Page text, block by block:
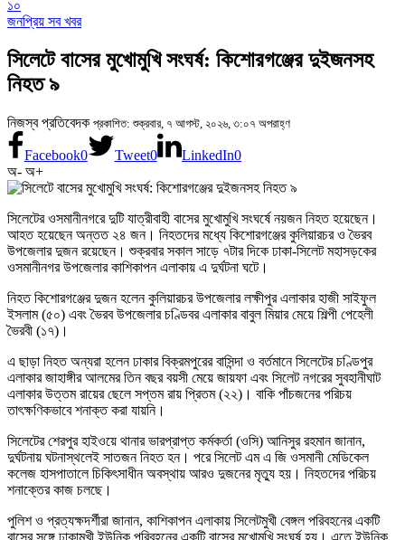
১০
জনপ্রিয় সব খবর
সিলেটে বাসের মুখোমুখি সংঘর্ষ: কিশোরগঞ্জের দুইজনসহ
নিহত ৯
নিজস্ব প্রতিবেদক প্রকাশিত: শুক্রবার, ৭ আগস্ট, ২০২৬, ৩:০৭ অপরাহ্ণ
Facebook0 Tweet0 LinkedIn0
অ- অ+
সিলেটের ওসমানীনগরে দুটি যাত্রীবাহী বাসের মুখোমুখি সংঘর্ষে নয়জন নিহত হয়েছেন।
আহত হয়েছেন অন্তত ২৪ জন। নিহতদের মধ্যে কিশোরগঞ্জের কুলিয়ারচর ও ভৈরব
উপজেলার দুজন রয়েছেন। শুক্রবার সকাল সাড়ে ৭টার দিকে ঢাকা-সিলেট মহাসড়কের
ওসমানীনগর উপজেলার কাশিকাপন এলাকায় এ দুর্ঘটনা ঘটে।
নিহত কিশোরগঞ্জের দুজন হলেন কুলিয়ারচর উপজেলার লক্ষীপুর এলাকার হাজী সাইফুল
ইসলাম (৫০) এবং ভৈরব উপজেলার চণ্ডিবর এলাকার বাবুল মিয়ার মেয়ে শিল্পী পেহেলী
ভৈরবী (১৭)।
এ ছাড়া নিহত অন্যরা হলেন ঢাকার বিক্রমপুরের বাসিন্দা ও বর্তমানে সিলেটের চণ্ডিপুর
এলাকার জাহাঙ্গীর আলমের তিন বছর বয়সী মেয়ে জায়ফা এবং সিলেট নগরের সুবহানীঘাট
এলাকার উত্তম রায়ের ছেলে সপ্তম রায় প্রিতম (২২)। বাকি পাঁচজনের পরিচয়
তাৎক্ষণিকভাবে শনাক্ত করা যায়নি।
সিলেটের শেরপুর হাইওয়ে থানার ভারপ্রাপ্ত কর্মকর্তা (ওসি) আনিসুর রহমান জানান,
দুর্ঘটনায় ঘটনাস্থলেই সাতজন নিহত হন। পরে সিলেট এম এ জি ওসমানী মেডিকেল
কলেজ হাসপাতালে চিকিৎসাধীন অবস্থায় আরও দুজনের মৃত্যু হয়। নিহতদের পরিচয়
শনাক্তের কাজ চলছে।
পুলিশ ও প্রত্যক্ষদর্শীরা জানান, কাশিকাপন এলাকায় সিলেটমুখী বেঙ্গল পরিবহনের একটি